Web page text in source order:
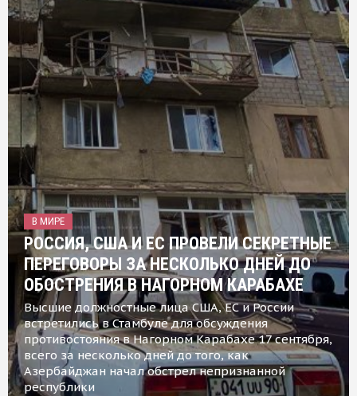
В МИРЕ
РОССИЯ, США И ЕС ПРОВЕЛИ СЕКРЕТНЫЕ
ПЕРЕГОВОРЫ ЗА НЕСКОЛЬКО ДНЕЙ ДО
ОБОСТРЕНИЯ В НАГОРНОМ КАРАБАХЕ
Высшие должностные лица США, ЕС и России
встретились в Стамбуле для обсуждения
противостояния в Нагорном Карабахе 17 сентября,
всего за несколько дней до того, как
Азербайджан начал обстрел непризнанной
республики